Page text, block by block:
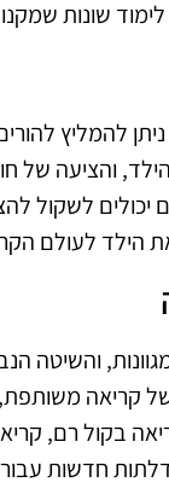
לימוד שונות
להמליץ
והציעה של
לשקול
הילד לעולם
והשיטה
קריאה
בקול רם,
דלתות חדשות